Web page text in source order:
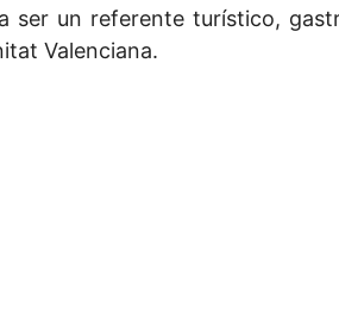
ser un referente turístico,
Valenciana.